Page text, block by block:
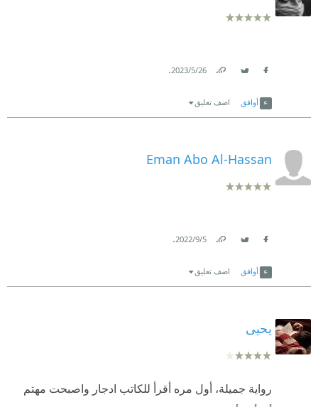
26‏/5‏/2023
.
أوافق اضف تعليق
Eman Abo Al-Hassan
5‏/9‏/2022
.
أوافق اضف تعليق
يحيى
رواية جميلة، أول مره أقرأ للكاتب ادجار واصبحت مهتم